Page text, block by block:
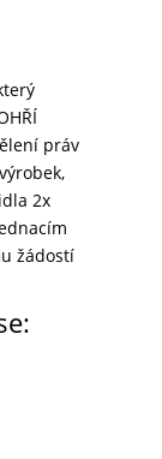
práv
2x
žádostí